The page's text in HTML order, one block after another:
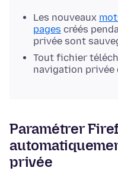
Les nouveaux
pages créés
privée sont
Tout fichier
navigation privée
Paramétrer
privée